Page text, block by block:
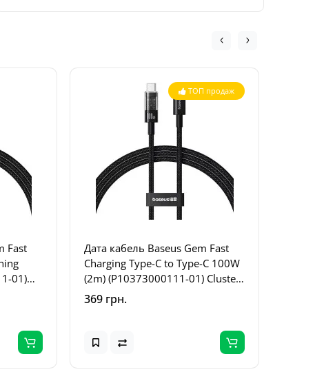
Fast
01)
ТОП продаж
Дата кабель Baseus Gem Fast
Charging Type-C to Type-C 100W
(2m) (P10373000111-01) Cluster
Black
369 грн.